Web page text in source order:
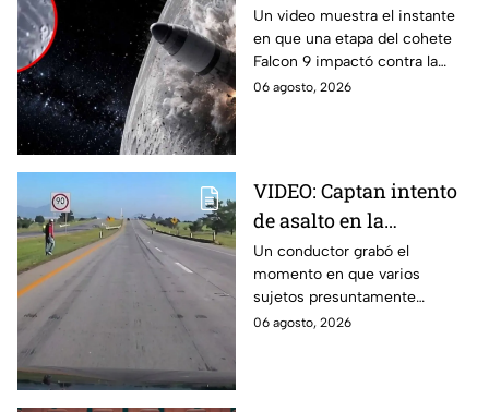
impacto de cohete
contra la Luna; así
reaccionó
Un video muestra el instante
en que una etapa del cohete
Falcon 9 impactó contra la
luna, levantando una enorme
06 agosto, 2026
VIDEO: Captan intento
de asalto en la
autopista Arco Norte;
delincuentes arrojaron
piedras y llantas
Un conductor grabó el
momento en que varios
sujetos presuntamente
intentaron cometer un asalto
06 agosto, 2026